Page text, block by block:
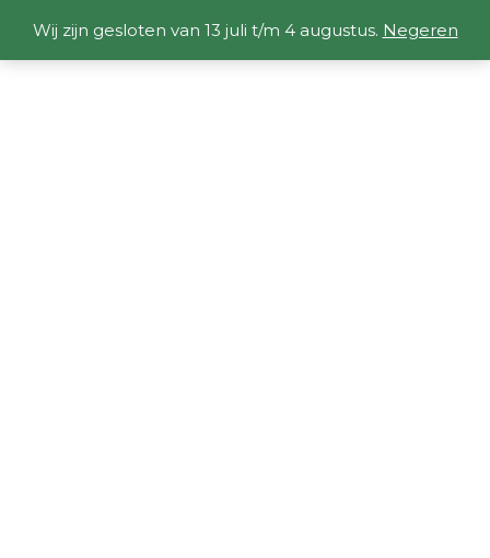
Wij zijn gesloten van 13 juli t/m 4 augustus. Negeren